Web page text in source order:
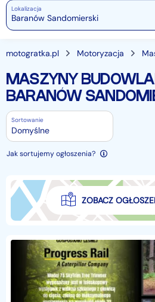
Lokalizacja
motogratka.pl Motoryzacja
MASZYNY
BARANÓW
Sortowanie
Domyślne
Jak sortujemy ogłoszenia?
ZOBACZ